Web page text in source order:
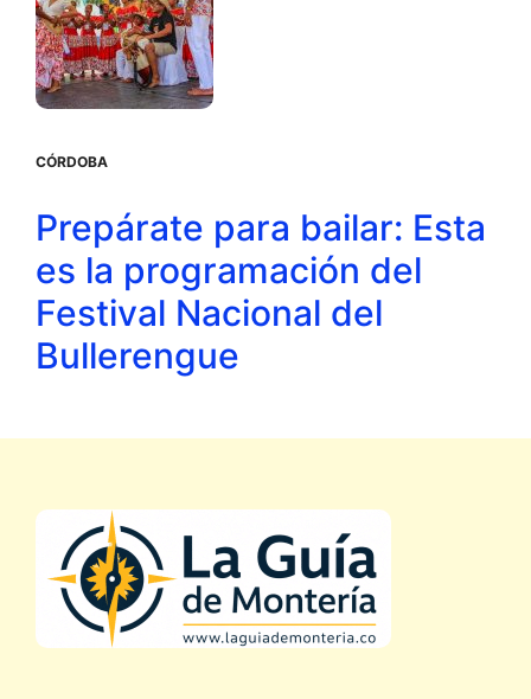
CÓRDOBA
Prepárate para bailar: Esta
es la programación del
Festival Nacional del
Bullerengue